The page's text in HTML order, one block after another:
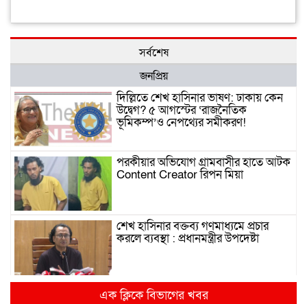
সর্বশেষ
জনপ্রিয়
দিল্লিতে শেখ হাসিনার ভাষণ: ঢাকায় কেন
উদ্বেগ? ৫ আগস্টের ‘রাজনৈতিক
ভূমিকম্প’ও নেপথ্যের সমীকরণ!
পরকীয়ার অভিযোগ গ্রামবাসীর হাতে আটক
Content Creator রিপন মিয়া
শেখ হাসিনার বক্তব্য গণমাধ্যমে প্রচার
করলে ব্যবস্থা : প্রধানমন্ত্রীর উপদেষ্টা
দিল্লিতে হাসিনার গণমাধ্যমে ভাষণ নিয়ে যা
এক ক্লিকে বিভাগের খবর